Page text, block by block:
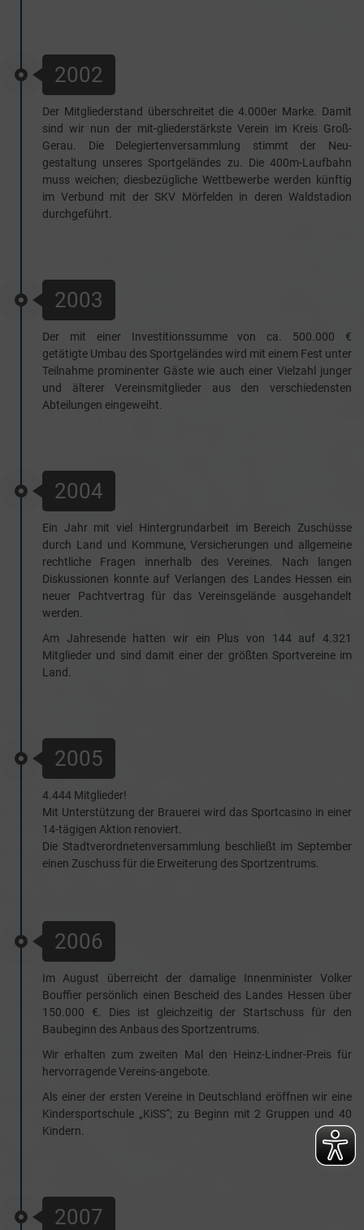
2002
Der Mitgliederstand überschreitet die 4.000er Marke. Damit
sind wir nun der mit-gliederstärkste Verein im Kreis Groß-
Gerau. Die Delegiertenversammlung stimmt der Neu-
gestaltung unseres Sportgeländes zu. Die 400m-Laufbahn
muss weichen; diesbezügliche Wettbewerbe werden künftig
im Verbund mit der SKV Mörfelden in deren Waldstadion
durchgeführt.
2003
Der mit einer Investitionssumme von ca. 500.000 €
getätigte Umbau des Sportgeländes wird mit einem Fest unter
Teilnahme prominenter Gäste wie auch einer Vielzahl junger
und älterer Vereinsmitglieder aus den verschiedensten
Abteilungen eingeweiht.
2004
Ein Jahr mit viel Hintergrundarbeit im Bereich Zuschüsse
durch Land und Kommune, Versicherungen und allgemeine
rechtliche Fragen innerhalb des Vereines. Nach langen
Diskussionen konnte auf Verlangen des Landes Hessen ein
neuer Pachtvertrag für das Vereinsgelände ausgehandelt
werden.
Am Jahresende hatten wir ein Plus von 144 auf 4.321
Mitglieder und sind damit einer der größten Sportvereine im
Land.
2005
4.444 Mitglieder!
Mit Unterstützung der Brauerei wird das Sportcasino in einer
14-tägigen Aktion renoviert.
Die Stadtverordnetenversammlung beschließt im September
einen Zuschuss für die Erweiterung des Sportzentrums.
2006
Im August überreicht der damalige Innenminister Volker
Bouffier persönlich einen Bescheid des Landes Hessen über
150.000 €. Dies ist gleichzeitig der Startschuss für den
Baubeginn des Anbaus des Sportzentrums.
Wir erhalten zum zweiten Mal den Heinz-Lindner-Preis für
hervorragende Vereins-angebote.
Als einer der ersten Vereine in Deutschland eröffnen wir eine
Kindersportschule „KiSS“; zu Beginn mit 2 Gruppen und 40
Kindern.
2007